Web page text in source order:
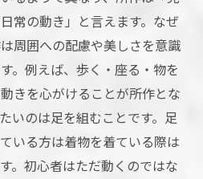
常の動き」と言えます。なぜ
周囲への配慮や美しさを意識
。例えば、歩く・座る・物を
きを心がけることが所作とな
いのは足を組むことです。足
いる方は着物を着ている際は
。初心者はただ動くのではな